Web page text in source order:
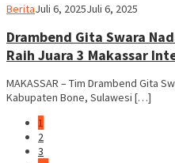
BeritaIlham
Juli 6, 2025Juli 6, 2025
Drambend Gita Swara
Raih Juara 3 Makassar
MAKASSAR – Tim Drambend Gita
Kabupaten Bone, Sulawesi […]
1
2
3